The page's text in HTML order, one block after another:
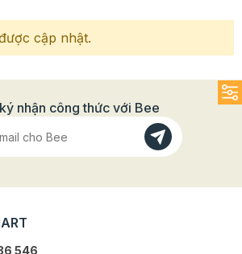
cập nhật.
nhận công thức với Bee
546